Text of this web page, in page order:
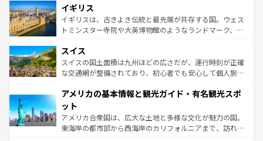
香り高いラベンダー畑など、多彩な楽しみ方が可能だ。さ
らに、パリ以外の地域にも魅力が溢れており、どの街角に
も豊かな歴史と文化が息づいている。パリ以外の個性あふ
を参照してほしい。
顔を持つこの国は、どこを歩いても飽きることがない。ベ
ルリンの文化的活気、バイエルン州のアルプスの絶景、そ
してライン川沿いのワイン畑といった風景は必見。ビール
は、お酒好きな人にはぜひ体験してほしい。 なお、新着の
ドイツ情報はコンテンツ一覧を参照してほしい。
イギリス
イギリスは、古きよき伝統と最先端が共存する国。ウェス
トミンスター寺院や大英博物館のようなランドマーク、歴
リアごとに異なる魅力がある。また、優雅なアフタヌーン
ティー、ビール好きにはたまらない英国パブ、サッカー観
戦など、本場だからこそできる体験も豊富。イギリスを旅
ンツ一覧を参照してほしい。
スイス
スイスの国土面積は九州ほどの広さだが、運行時刻が正確
な交通網が整備されており、初心者でも安心して個人旅行
の建物がそのまま残る町や、スイスならではのユニークな
博物館もあり、アルプス観光だけでなく町歩きも満喫する
ことができる。国民の所得が高いため物価も高いが、旅行
者向けの交通パス提供のサービスもあり、うまく活用すれ
アメリカの基本情報と観光ガイド・有名観光スポ
ット
アメリカ合衆国は、広大な土地と多様な文化が魅力の国。
東海岸の都市部から西海岸のカリフォルニアまで、訪れる